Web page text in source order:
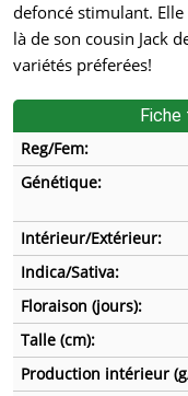
defoncé stimulant.
là de son cousin Jack
variétés préferées!
Reg/Fem:
Génétique:
Intérieur/Extérieur:
Indica/Sativa:
Floraison (jours):
Talle (cm):
Production intérieur